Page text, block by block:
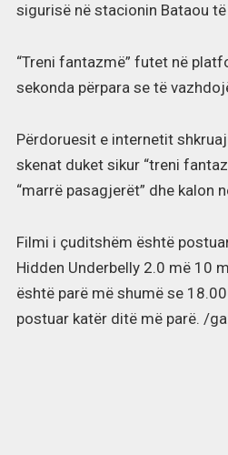
sigurisë në stacionin Bataou të
“Treni fantazmë” futet në
sekonda përpara se të
Përdoruesit e internetit
skenat duket sikur “treni
“marrë pasagjerët” dhe kalon
Filmi i çuditshëm është
Hidden Underbelly 2.0 më 10
është parë më shumë se
postuar katër ditë më parë. /